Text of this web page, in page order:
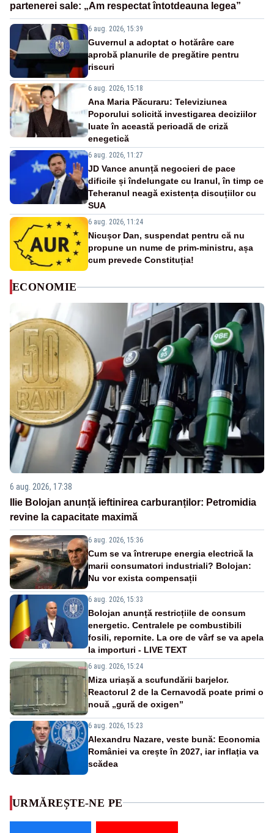
partenerei sale: „Am respectat întotdeauna legea”
6 aug. 2026, 15:39
Guvernul a adoptat o hotărâre care
aprobă planurile de pregătire pentru
riscuri
6 aug. 2026, 15:18
Ana Maria Păcuraru: Televiziunea
Poporului solicită investigarea deciziilor
luate în această perioadă de criză
enegetică
6 aug. 2026, 11:27
JD Vance anunță negocieri de pace
dificile și îndelungate cu Iranul, în timp ce
Teheranul neagă existența discuțiilor cu
SUA
6 aug. 2026, 11:24
Nicușor Dan, suspendat pentru că nu
propune un nume de prim-ministru, așa
cum prevede Constituția!
ECONOMIE
6 aug. 2026, 17:38
Ilie Bolojan anunță ieftinirea carburanților: Petromidia
revine la capacitate maximă
6 aug. 2026, 15:36
Cum se va întrerupe energia electrică la
marii consumatori industriali? Bolojan:
Nu vor exista compensații
6 aug. 2026, 15:33
Bolojan anunță restricțiile de consum
energetic. Centralele pe combustibili
fosili, repornite. La ore de vârf se va apela
la importuri - LIVE TEXT
6 aug. 2026, 15:24
Miza uriașă a scufundării barjelor.
Reactorul 2 de la Cernavodă poate primi o
nouă „gură de oxigen”
6 aug. 2026, 15:23
Alexandru Nazare, veste bună: Economia
României va crește în 2027, iar inflația va
scădea
URMĂREȘTE-NE PE